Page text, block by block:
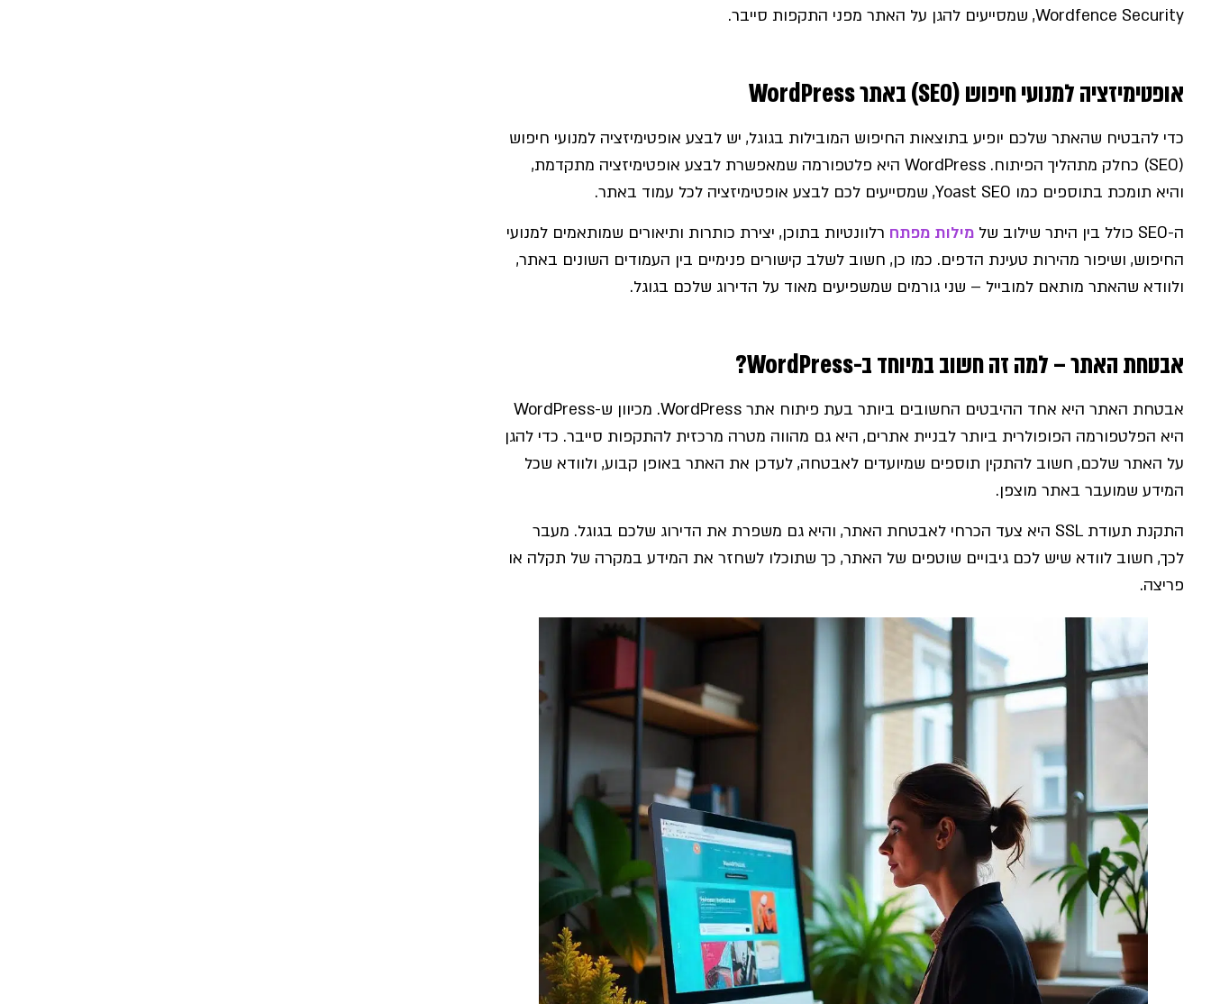
Wordfence Security, שמסייעים להגן על האתר מפני התקפות סייבר.
אופטימיזציה למנועי חיפוש (SEO) באתר WordPress
כדי להבטיח שהאתר שלכם יופיע בתוצאות החיפוש המובילות בגוגל, יש לבצע אופטימיזציה למנועי חיפוש
(SEO) כחלק מתהליך הפיתוח. WordPress היא פלטפורמה שמאפשרת לבצע אופטימיזציה מתקדמת,
והיא תומכת בתוספים כמו Yoast SEO, שמסייעים לכם לבצע אופטימיזציה לכל עמוד באתר.
ה-SEO כולל בין היתר שילוב של
מילות מפתח רלוונטיות בתוכן, יצירת כותרות ותיאורים שמותאמים למנועי
החיפוש, ושיפור מהירות טעינת הדפים. כמו כן, חשוב לשלב קישורים פנימיים בין העמודים השונים באתר,
ולוודא שהאתר מותאם למובייל – שני גורמים שמשפיעים מאוד על הדירוג שלכם בגוגל.
אבטחת האתר – למה זה חשוב במיוחד ב-WordPress?
אבטחת האתר היא אחד ההיבטים החשובים ביותר בעת פיתוח אתר WordPress. מכיוון ש-WordPress
היא הפלטפורמה הפופולרית ביותר לבניית אתרים, היא גם מהווה מטרה מרכזית להתקפות סייבר. כדי להגן
על האתר שלכם, חשוב להתקין תוספים שמיועדים לאבטחה, לעדכן את האתר באופן קבוע, ולוודא שכל
המידע שמועבר באתר מוצפן.
התקנת תעודת SSL היא צעד הכרחי לאבטחת האתר, והיא גם משפרת את הדירוג שלכם בגוגל. מעבר
לכך, חשוב לוודא שיש לכם גיבויים שוטפים של האתר, כך שתוכלו לשחזר את המידע במקרה של תקלה או
פריצה.